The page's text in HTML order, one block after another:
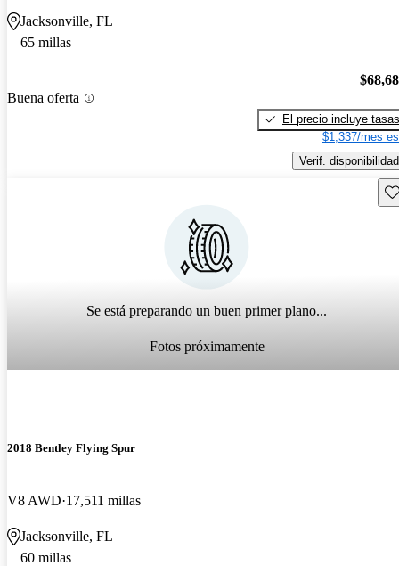
Jacksonville, FL
65 millas
Buena oferta
El precio incluye tasas
$1,337/mes
Verif. disponibilidad
Se está preparando un buen primer plano...
Fotos próximamente
2018 Bentley Flying Spur
V8 AWD 17,511 millas
Jacksonville, FL
60 millas